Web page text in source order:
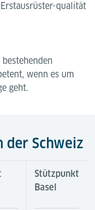
qualität
wenn es um
geht.
der Schweiz
Stützpunkt
Basel